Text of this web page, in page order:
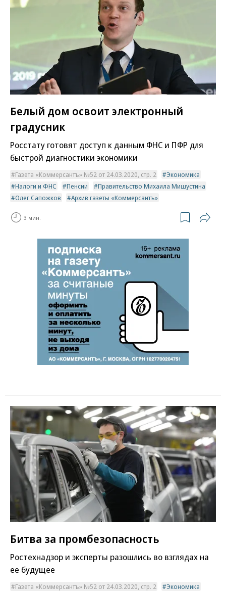
Белый дом освоит электронный
градусник
Росстату готовят доступ к данным ФНС и ПФР для
быстрой диагностики экономики
Газета «Коммерсантъ» №52 от 24.03.2020, стр. 2
Экономика
Налоги и ФНС
Пенсии
Правительство Михаила Мишустина
Олег Сапожков
Архив газеты «Коммерсантъ»
3 мин.
Битва за промбезопасность
Ростехнадзор и эксперты разошлись во взглядах на
ее будущее
Газета «Коммерсантъ» №52 от 24.03.2020, стр. 2
Экономика